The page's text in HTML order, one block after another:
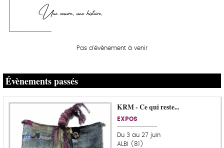
Pas d'évènement à venir
Évènements passés
KRM - Ce qui reste...
EXPOS
Du 3 au 27 juin
ALBI (81)